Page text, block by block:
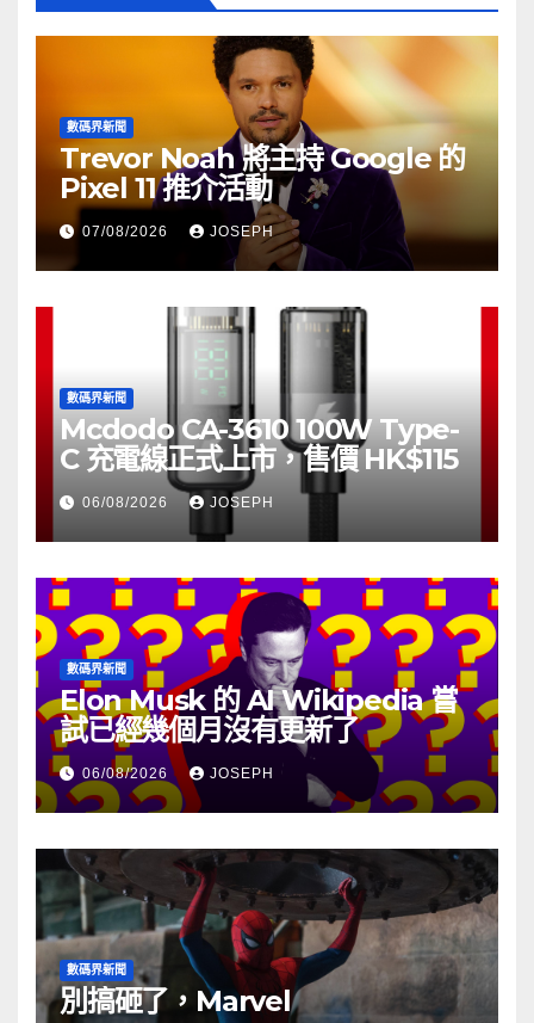
數碼界新聞
Trevor Noah 將主持 Google 的
Pixel 11 推介活動
07/08/2026 JOSEPH
數碼界新聞
Mcdodo CA-3610 100W Type-
C 充電線正式上市，售價 HK$115
06/08/2026 JOSEPH
數碼界新聞
Elon Musk 的 AI Wikipedia 嘗
試已經幾個月沒有更新了
06/08/2026 JOSEPH
數碼界新聞
別搞砸了，Marvel